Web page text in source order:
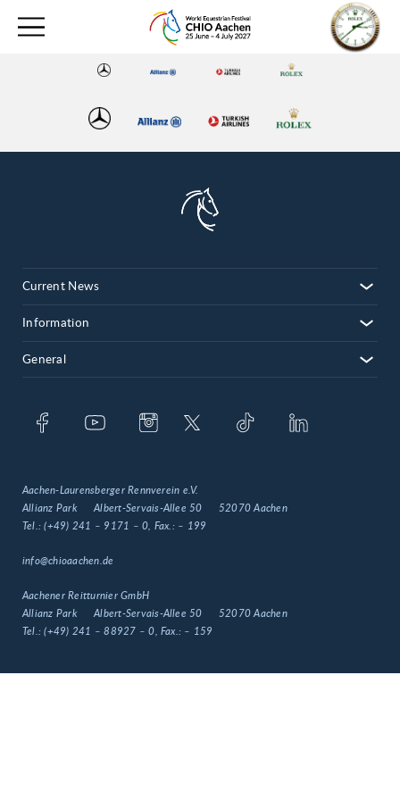
Current News
Information
General
Aachen-Laurensberger Rennverein e.V.
Allianz Park
Albert-Servais-Allee 50
52070 Aachen
Tel.:(+49) 241 – 9171 – 0 , Fax.: – 199
info@chioaachen.de
Aachener Reitturnier GmbH
Allianz Park
Albert-Servais-Allee 50
52070 Aachen
Tel.:(+49) 241 – 88927 – 0 , Fax.: – 159